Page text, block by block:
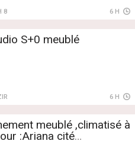
8
6 H
S+0 meublé
6 H
meublé ,climatisé à
:Ariana cité